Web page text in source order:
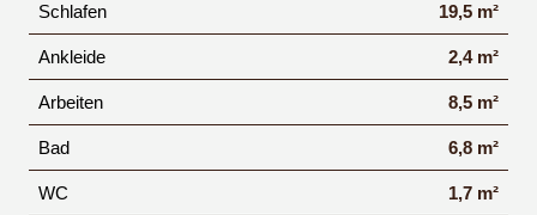
Schlafen 19,5 m²
Ankleide 2,4 m²
Arbeiten 8,5 m²
Bad 6,8 m²
WC 1,7 m²